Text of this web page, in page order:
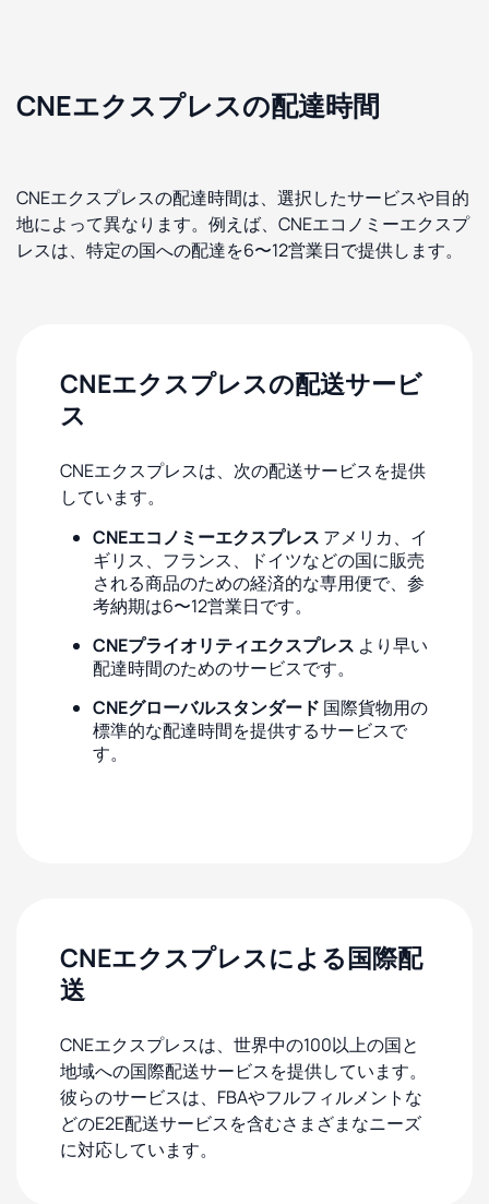
CNEエクスプレスの配達時間
CNEエクスプレスの配達時間は、選択したサービスや目的
地によって異なります。例えば、CNEエコノミーエクスプ
レスは、特定の国への配達を6〜12営業日で提供します。
CNEエクスプレスの配送サービ
ス
CNEエクスプレスは、次の配送サービスを提供
しています。
CNEエコノミーエクスプレス アメリカ、イ
ギリス、フランス、ドイツなどの国に販売
される商品のための経済的な専用便で、参
考納期は6〜12営業日です。
CNEプライオリティエクスプレス より早い
配達時間のためのサービスです。
CNEグローバルスタンダード 国際貨物用の
標準的な配達時間を提供するサービスで
す。
CNEエクスプレスによる国際配
送
CNEエクスプレスは、世界中の100以上の国と
地域への国際配送サービスを提供しています。
彼らのサービスは、FBAやフルフィルメントな
どのE2E配送サービスを含むさまざまなニーズ
に対応しています。